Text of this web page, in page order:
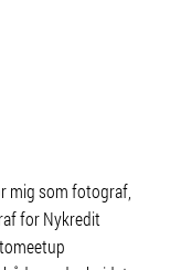
mig som fotograf,
for Nykredit